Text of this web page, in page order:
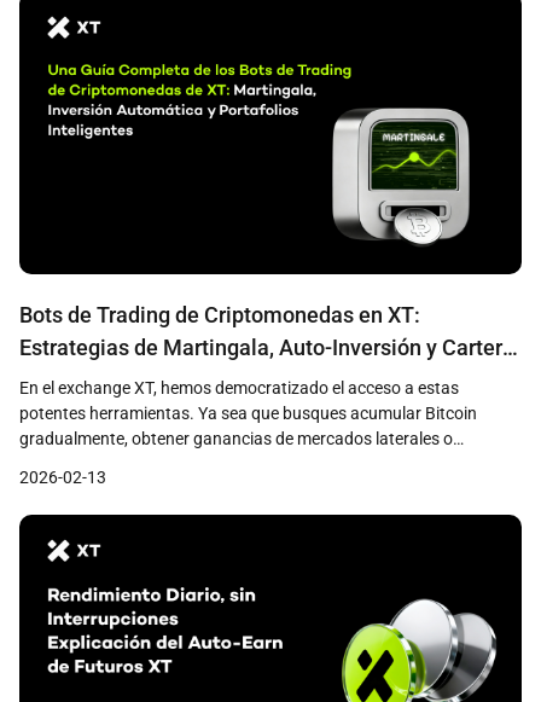
Bots de Trading de Criptomonedas en XT:
Estrategias de Martingala, Auto-Inversión y Cartera
Inteligente
En el exchange XT, hemos democratizado el acceso a estas
potentes herramientas. Ya sea que busques acumular Bitcoin
gradualmente, obtener ganancias de mercados laterales o
trading de XT te proporciona la infraestructura necesaria para
operar de forma más inteligente, no más difícil.
2026-02-13